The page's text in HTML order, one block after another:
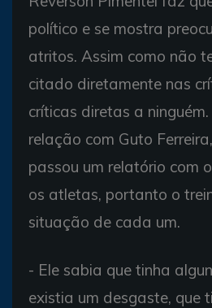
político e se mostra
atritos. Assim como não
citado diretamente nas
críticas diretas a ninguém.
relação com Guto
passou um relatório com
os atletas, portanto o
situação de cada um.
- Ele sabia que tinha
existia um desgaste, que